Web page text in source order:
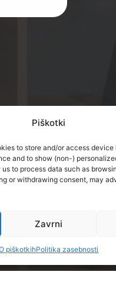
Piškotki
to store and/or access device
and to show (non-)
to process data such as
or withdrawing consent, may
Zavrni
piškotkihPolitika zasebnosti